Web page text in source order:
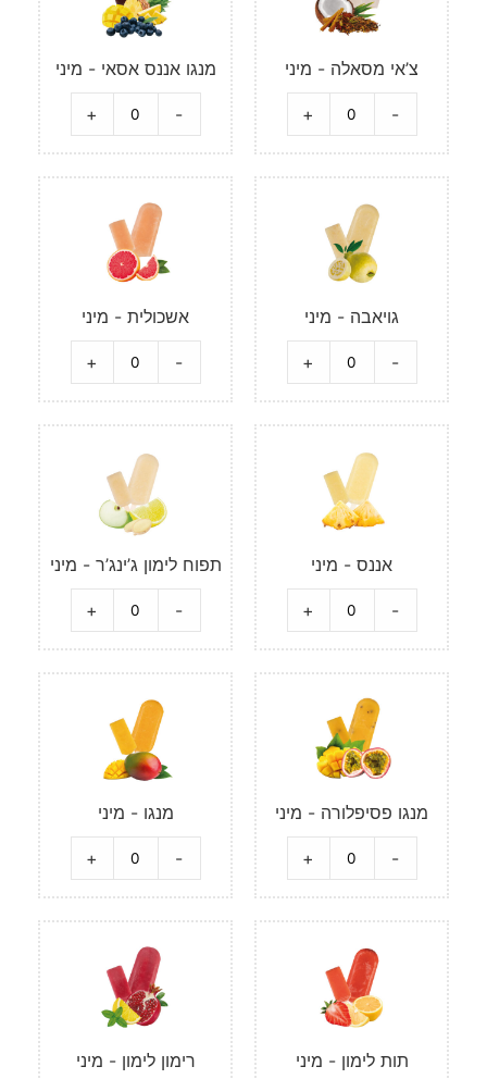
צ’אי מסאלה - מיני
-
+
מנגו אננס אסאי - מיני
-
+
גויאבה - מיני
-
+
אשכולית - מיני
-
+
אננס - מיני
-
+
תפוח לימון ג’ינג’ר - מיני
-
+
מנגו פסיפלורה - מיני
-
+
מנגו - מיני
-
+
תות לימון - מיני רימון לימון - מיני